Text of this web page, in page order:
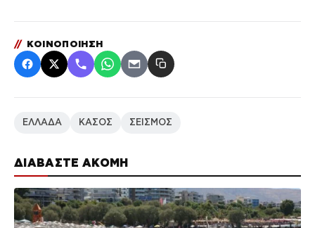
ΔΙΑΒΑΣΤΕ ΑΚΟΜΗ
// ΚΟΙΝΟΠΟΙΗΣΗ
ΕΛΛΑΔΑ ΚΑΣΟΣ ΣΕΙΣΜΟΣ